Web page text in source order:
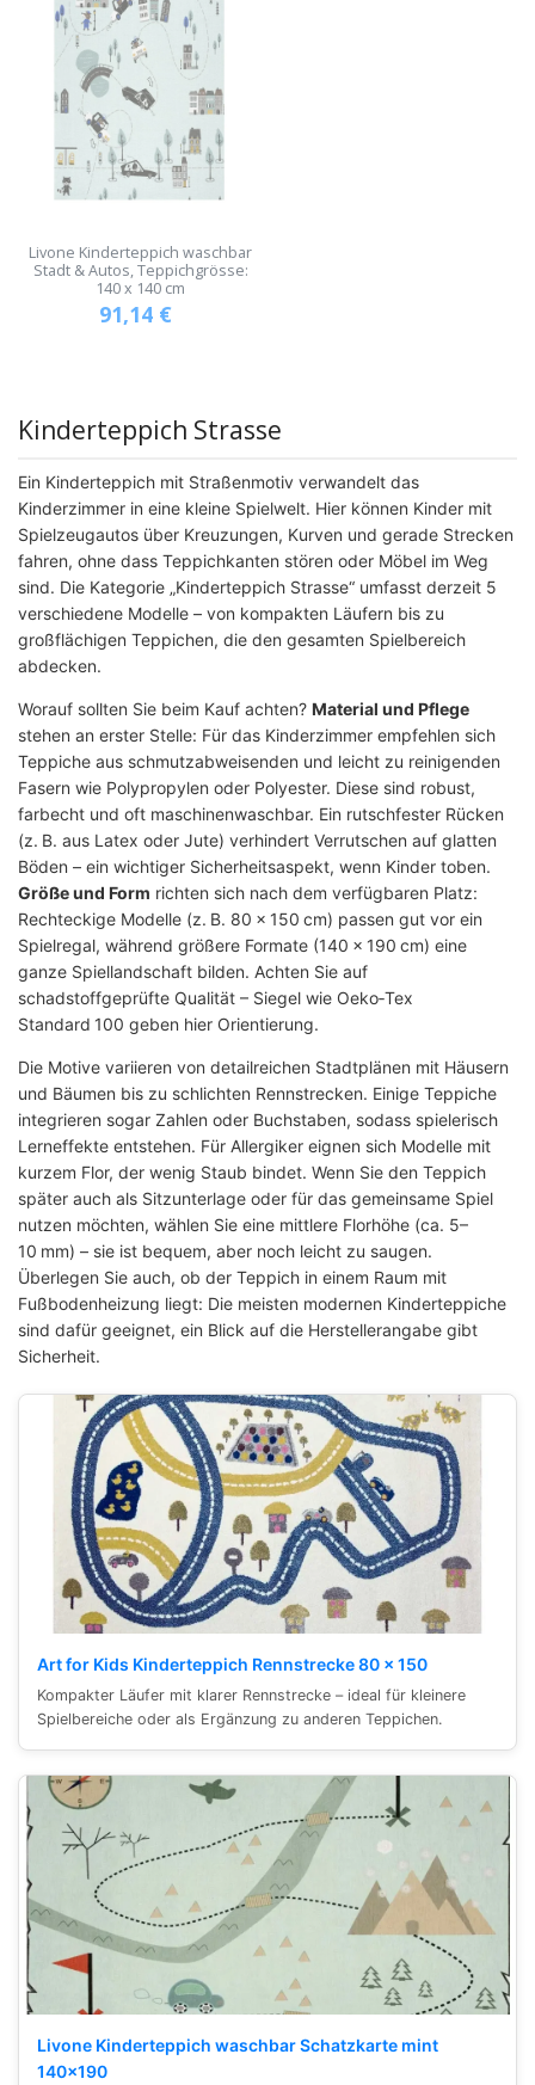
Livone Kinderteppich waschbar
Stadt & Autos, Teppichgrösse:
140 x 140 cm
91,14 €
Kinderteppich Strasse
Ein Kinderteppich mit Straßenmotiv verwandelt das
Kinderzimmer in eine kleine Spielwelt. Hier können Kinder mit
Spielzeugautos über Kreuzungen, Kurven und gerade Strecken
fahren, ohne dass Teppichkanten stören oder Möbel im Weg
sind. Die Kategorie „Kinderteppich Strasse“ umfasst derzeit 5
verschiedene Modelle – von kompakten Läufern bis zu
großflächigen Teppichen, die den gesamten Spielbereich
abdecken.
Worauf sollten Sie beim Kauf achten? Material und Pflege
stehen an erster Stelle: Für das Kinderzimmer empfehlen sich
Teppiche aus schmutzabweisenden und leicht zu reinigenden
Fasern wie Polypropylen oder Polyester. Diese sind robust,
farbecht und oft maschinenwaschbar. Ein rutschfester Rücken
(z. B. aus Latex oder Jute) verhindert Verrutschen auf glatten
Böden – ein wichtiger Sicherheitsaspekt, wenn Kinder toben.
Größe und Form richten sich nach dem verfügbaren Platz:
Rechteckige Modelle (z. B. 80 × 150 cm) passen gut vor ein
Spielregal, während größere Formate (140 × 190 cm) eine
ganze Spiellandschaft bilden. Achten Sie auf
schadstoffgeprüfte Qualität – Siegel wie Oeko‑Tex
Standard 100 geben hier Orientierung.
Die Motive variieren von detailreichen Stadtplänen mit Häusern
und Bäumen bis zu schlichten Rennstrecken. Einige Teppiche
integrieren sogar Zahlen oder Buchstaben, sodass spielerisch
Lerneffekte entstehen. Für Allergiker eignen sich Modelle mit
kurzem Flor, der wenig Staub bindet. Wenn Sie den Teppich
später auch als Sitzunterlage oder für das gemeinsame Spiel
nutzen möchten, wählen Sie eine mittlere Florhöhe (ca. 5–
10 mm) – sie ist bequem, aber noch leicht zu saugen.
Überlegen Sie auch, ob der Teppich in einem Raum mit
Fußbodenheizung liegt: Die meisten modernen Kinderteppiche
sind dafür geeignet, ein Blick auf die Herstellerangabe gibt
Sicherheit.
Art for Kids Kinderteppich Rennstrecke 80 x 150
Kompakter Läufer mit klarer Rennstrecke – ideal für kleinere
Spielbereiche oder als Ergänzung zu anderen Teppichen.
Livone Kinderteppich waschbar Schatzkarte mint
140×190